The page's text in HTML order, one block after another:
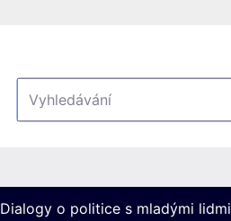
Dialogy o politice s mladými lidmi